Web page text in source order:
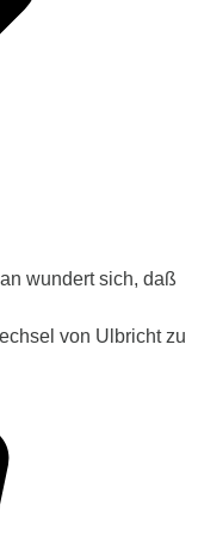
wundert sich, daß
von Ulbricht zu